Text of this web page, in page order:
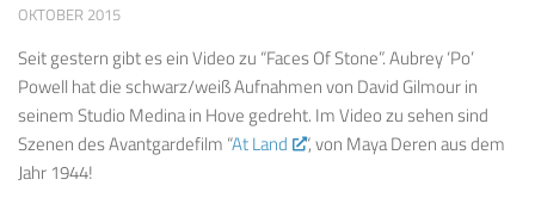
OKTOBER 2015
Seit gestern gibt es ein Video zu “Faces Of Stone”. Aubrey ‘Po’
Powell hat die schwarz/weiß Aufnahmen von David Gilmour in
seinem Studio Medina in Hove gedreht. Im Video zu sehen sind
Szenen des Avantgardefilm “At Land
“, von Maya Deren aus dem
Jahr 1944!